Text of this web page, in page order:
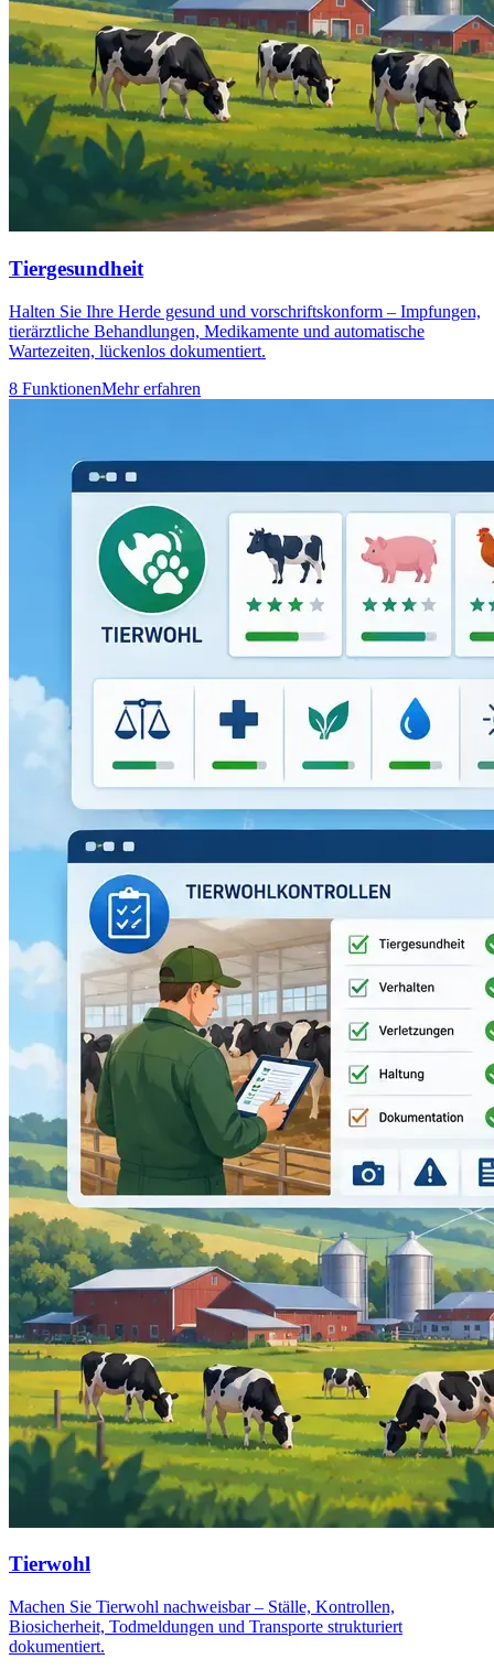
Tiergesundheit
Halten Sie Ihre Herde gesund und vorschriftskonform – Impfungen,
tierärztliche Behandlungen, Medikamente und automatische
Wartezeiten, lückenlos dokumentiert.
8 FunktionenMehr erfahren
Tierwohl
Machen Sie Tierwohl nachweisbar – Ställe, Kontrollen,
Biosicherheit, Todmeldungen und Transporte strukturiert
dokumentiert.